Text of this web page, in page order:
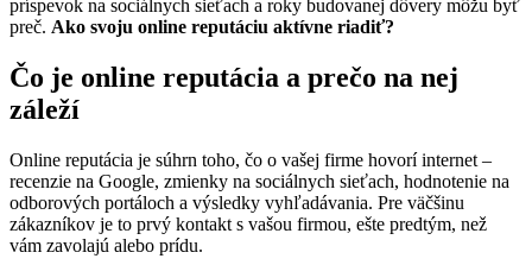
príspevok na sociálnych sieťach a roky budovanej dôvery môžu byť
preč. Ako svoju online reputáciu aktívne riadiť?
Čo je online reputácia a prečo na nej
záleží
Online reputácia je súhrn toho, čo o vašej firme hovorí internet –
recenzie na Google, zmienky na sociálnych sieťach, hodnotenie na
odborových portáloch a výsledky vyhľadávania. Pre väčšinu
zákazníkov je to prvý kontakt s vašou firmou, ešte predtým, než
vám zavolajú alebo prídu.